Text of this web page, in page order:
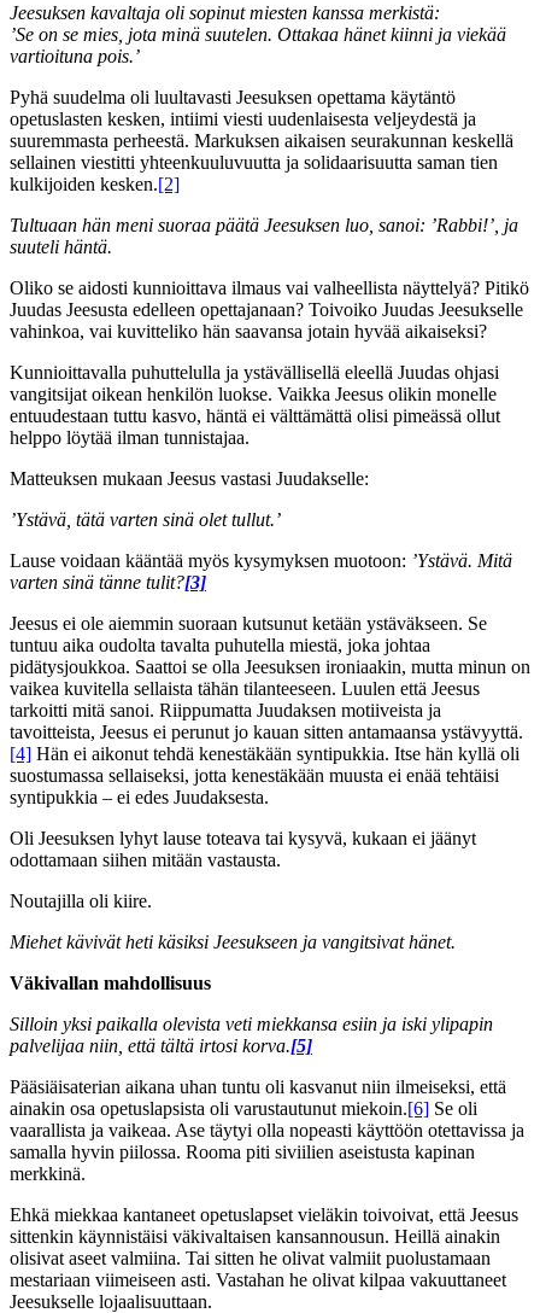
Jeesuksen kavaltaja oli sopinut miesten kanssa merkistä:
’Se on se mies, jota minä suutelen. Ottakaa hänet kiinni ja viekää
vartioituna pois.’
Pyhä suudelma oli luultavasti Jeesuksen opettama käytäntö
opetuslasten kesken, intiimi viesti uudenlaisesta veljeydestä ja
suuremmasta perheestä. Markuksen aikaisen seurakunnan keskellä
sellainen viestitti yhteenkuuluvuutta ja solidaarisuutta saman tien
kulkijoiden kesken.[2]
Tultuaan hän meni suoraa päätä Jeesuksen luo, sanoi: ’Rabbi!’, ja
suuteli häntä.
Oliko se aidosti kunnioittava ilmaus vai valheellista näyttelyä? Pitikö
Juudas Jeesusta edelleen opettajanaan? Toivoiko Juudas Jeesukselle
vahinkoa, vai kuvitteliko hän saavansa jotain hyvää aikaiseksi?
Kunnioittavalla puhuttelulla ja ystävällisellä eleellä Juudas ohjasi
vangitsijat oikean henkilön luokse. Vaikka Jeesus olikin monelle
entuudestaan tuttu kasvo, häntä ei välttämättä olisi pimeässä ollut
helppo löytää ilman tunnistajaa.
Matteuksen mukaan Jeesus vastasi Juudakselle:
’Ystävä, tätä varten sinä olet tullut.’
Lause voidaan kääntää myös kysymyksen muotoon: ’Ystävä. Mitä
varten sinä tänne tulit?[3]
Jeesus ei ole aiemmin suoraan kutsunut ketään ystäväkseen. Se
tuntuu aika oudolta tavalta puhutella miestä, joka johtaa
pidätysjoukkoa. Saattoi se olla Jeesuksen ironiaakin, mutta minun on
vaikea kuvitella sellaista tähän tilanteeseen. Luulen että Jeesus
tarkoitti mitä sanoi. Riippumatta Juudaksen motiiveista ja
tavoitteista, Jeesus ei perunut jo kauan sitten antamaansa ystävyyttä.
[4] Hän ei aikonut tehdä kenestäkään syntipukkia. Itse hän kyllä oli
suostumassa sellaiseksi, jotta kenestäkään muusta ei enää tehtäisi
syntipukkia – ei edes Juudaksesta.
Oli Jeesuksen lyhyt lause toteava tai kysyvä, kukaan ei jäänyt
odottamaan siihen mitään vastausta.
Noutajilla oli kiire.
Miehet kävivät heti käsiksi Jeesukseen ja vangitsivat hänet.
Väkivallan mahdollisuus
Silloin yksi paikalla olevista veti miekkansa esiin ja iski ylipapin
palvelijaa niin, että tältä irtosi korva.[5]
Pääsiäisaterian aikana uhan tuntu oli kasvanut niin ilmeiseksi, että
ainakin osa opetuslapsista oli varustautunut miekoin.[6] Se oli
vaarallista ja vaikeaa. Ase täytyi olla nopeasti käyttöön otettavissa ja
samalla hyvin piilossa. Rooma piti siviilien aseistusta kapinan
merkkinä.
Ehkä miekkaa kantaneet opetuslapset vieläkin toivoivat, että Jeesus
sittenkin käynnistäisi väkivaltaisen kansannousun. Heillä ainakin
olisivat aseet valmiina. Tai sitten he olivat valmiit puolustamaan
mestariaan viimeiseen asti. Vastahan he olivat kilpaa vakuuttaneet
Jeesukselle lojaalisuuttaan.